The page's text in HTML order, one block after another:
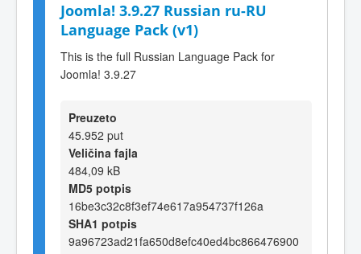
Joomla! 3.9.27 Russian ru-RU
Language Pack (v1)
This is the full Russian Language Pack for
Joomla! 3.9.27
Preuzeto
45.952 put
Veličina fajla
484,09 kB
MD5 potpis
16be3c32c8f3ef74e617a954737f126a
SHA1 potpis
9a96723ad21fa650d8efc40ed4bc866476900